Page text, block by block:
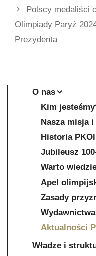
Polscy medaliści
Olimpiady Paryż
Prezydenta
O nas
Kim
Nasza misja
Historia PKOl
Jubileusz
Warto
Apel
Zasady
Wydawnictwa
Aktualności
Władze i